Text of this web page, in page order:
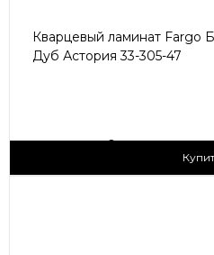
Кварцевый ламинат Fargo
Дуб Астория 33-305-47
2